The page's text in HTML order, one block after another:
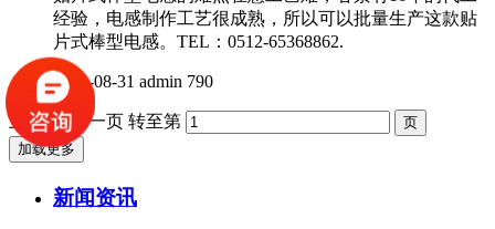
经验，电感制作工艺很成熟，所以可以批量生产这款贴
片式棒型电感。TEL：0512-65368862.
2020-08-31 admin 790
上一页1下一页 转至第
加载更多
新闻资讯